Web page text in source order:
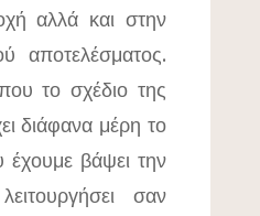
αλλά και στην
αποτελέσματος.
το σχέδιο της
διάφανα μέρη το
βάψει την
σαν